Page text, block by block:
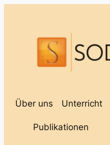
Über uns Unterricht
Publikationen